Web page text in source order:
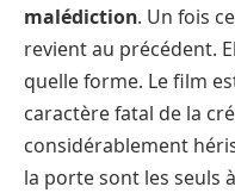
malédiction. Un fois
revient au précédent.
quelle forme. Le film
caractère fatal de la
considérablement
la porte sont les seuls